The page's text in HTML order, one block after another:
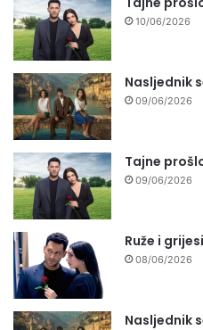
10/06/2026
Nasljednik
09/06/2026
Tajne
09/06/2026
Ruže i
08/06/2026
Nasljednik